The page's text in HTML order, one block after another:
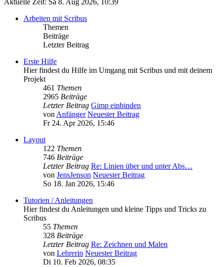
Aktuelle Zeit: Sa 8. Aug 2026, 10:39
Arbeiten mit Scribus
Themen
Beiträge
Letzter Beitrag
Erste Hilfe
Hier findest du Hilfe im Umgang mit Scribus und mit deinem
Projekt
461 Themen
2965 Beiträge
Letzter Beitrag Gimp einbinden
von Anfänger Neuester Beitrag
Fr 24. Apr 2026, 15:46
Layout
122 Themen
746 Beiträge
Letzter Beitrag Re: Linien über und unter Abs…
von JensJenson Neuester Beitrag
So 18. Jan 2026, 15:46
Tutorien / Anleitungen
Hier findest du Anleitungen und kleine Tipps und Tricks zu
Scribus
55 Themen
328 Beiträge
Letzter Beitrag Re: Zeichnen und Malen
von Lehrerin Neuester Beitrag
Di 10. Feb 2026, 08:35